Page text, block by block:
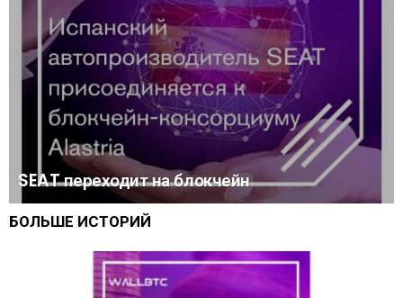
SEAT переходит на блокчейн
БОЛЬШЕ ИСТОРИЙ